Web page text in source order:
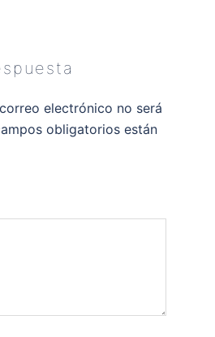
electrónico no será
obligatorios están